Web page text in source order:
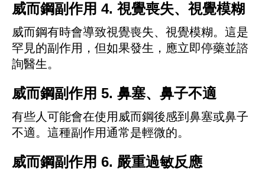
威而鋼副作用 4. 視覺喪失、視覺模糊
威而鋼有時會導致視覺喪失、視覺模糊。這是
罕見的副作用，但如果發生，應立即停藥並諮
詢醫生。
威而鋼副作用 5. 鼻塞、鼻子不適
有些人可能會在使用威而鋼後感到鼻塞或鼻子
不適。這種副作用通常是輕微的。
威而鋼副作用 6. 嚴重過敏反應